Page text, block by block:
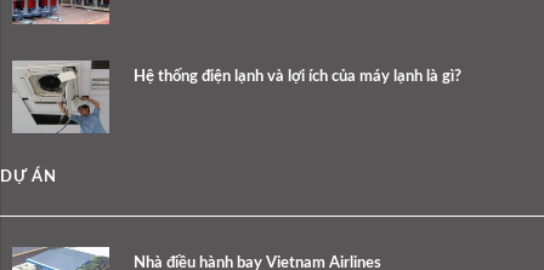
Hệ thống điện lạnh và lợi ích của máy lạnh là gì?
DỰ ÁN
Nhà điều hành bay Vietnam Airlines